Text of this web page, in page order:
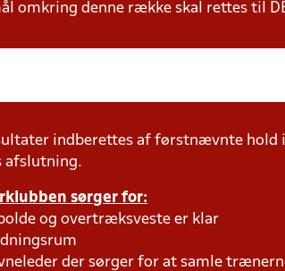
omkring denne række skal rettes til
indberettes af førstnævnte hold
afslutning.
sørger for:
og overtræksveste er klar
der sørger for at samle